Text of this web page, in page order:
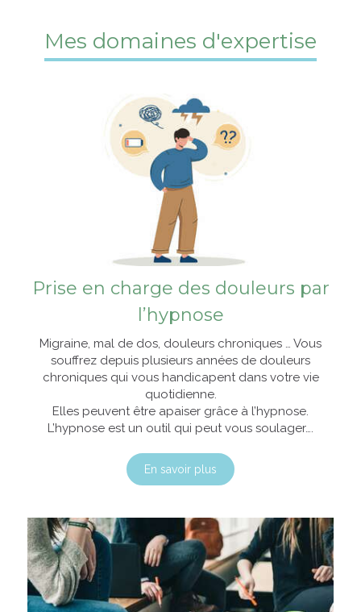
Mes domaines d'expertise
Prise en charge des douleurs par
l’hypnose
Migraine, mal de dos, douleurs chroniques … Vous
souffrez depuis plusieurs années de douleurs
chroniques qui vous handicapent dans votre vie
quotidienne.
Elles peuvent être apaiser grâce à l’hypnose.
L’hypnose est un outil qui peut vous soulager….
En savoir plus